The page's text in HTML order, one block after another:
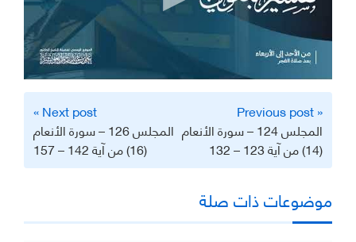
تصفّح
المقالات
« Previous post
المجلس 124 – سورة الأنعام
(14) من آية 123 – 132
Next post »
المجلس 126 – سورة الأنعام
(16) من آية 142 – 157
موضوعات ذات صلة